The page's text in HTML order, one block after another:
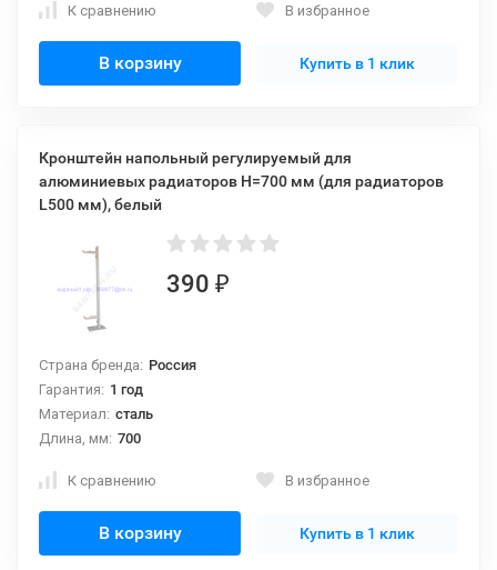
К сравнению В избранное
В корзину Купить в 1 клик
Кронштейн напольный регулируемый для
алюминиевых радиаторов H=700 мм (для радиаторов
L500 мм), белый
390 ₽
Страна бренда: Россия
Гарантия: 1 год
Материал: сталь
Длина, мм: 700
К сравнению В избранное
В корзину Купить в 1 клик